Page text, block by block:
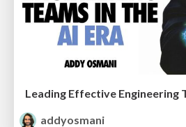
Leading Effective Engineering
addyosmani